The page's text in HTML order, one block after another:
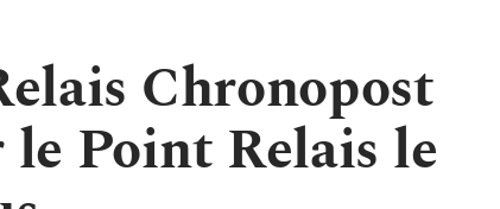
Chronopost
Point Relais le